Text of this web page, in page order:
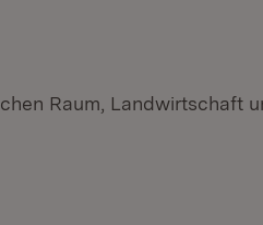
Raum, Landwirtschaft